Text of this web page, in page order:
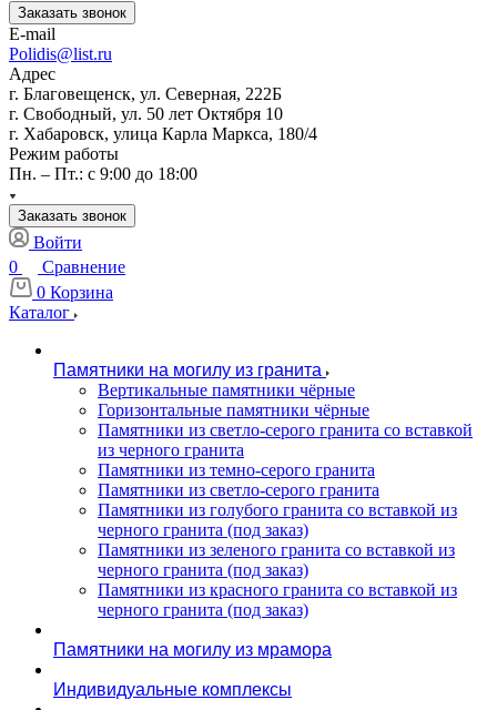
Заказать звонок
E-mail
Polidis@list.ru
Адрес
г. Благовещенск, ул. Северная, 222Б
г. Свободный, ул. 50 лет Октября 10
г. Хабаровск, улица Карла Маркса, 180/4
Режим работы
Пн. – Пт.: с 9:00 до 18:00
Заказать звонок
Войти
0
Сравнение
0 Корзина
Каталог
Памятники на могилу из гранита
Вертикальные памятники чёрные
Горизонтальные памятники чёрные
Памятники из светло-серого гранита со вставкой
из черного гранита
Памятники из темно-серого гранита
Памятники из светло-серого гранита
Памятники из голубого гранита со вставкой из
черного гранита (под заказ)
Памятники из зеленого гранита со вставкой из
черного гранита (под заказ)
Памятники из красного гранита со вставкой из
черного гранита (под заказ)
Памятники на могилу из мрамора
Индивидуальные комплексы